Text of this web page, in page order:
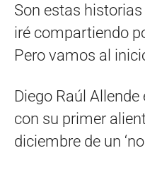
Son estas
iré compartiendo
Pero vamos al
Diego Raúl
con su primer
diciembre de un